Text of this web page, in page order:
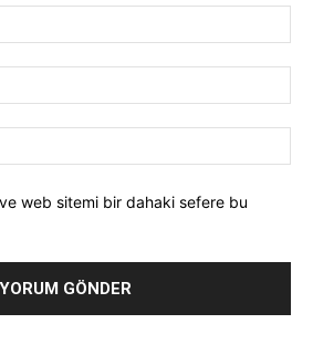
web sitemi bir dahaki sefere bu